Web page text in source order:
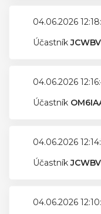
04.06.2026
Účastník
04.06.2026
Účastník
04.06.2026
Účastník
04.06.2026